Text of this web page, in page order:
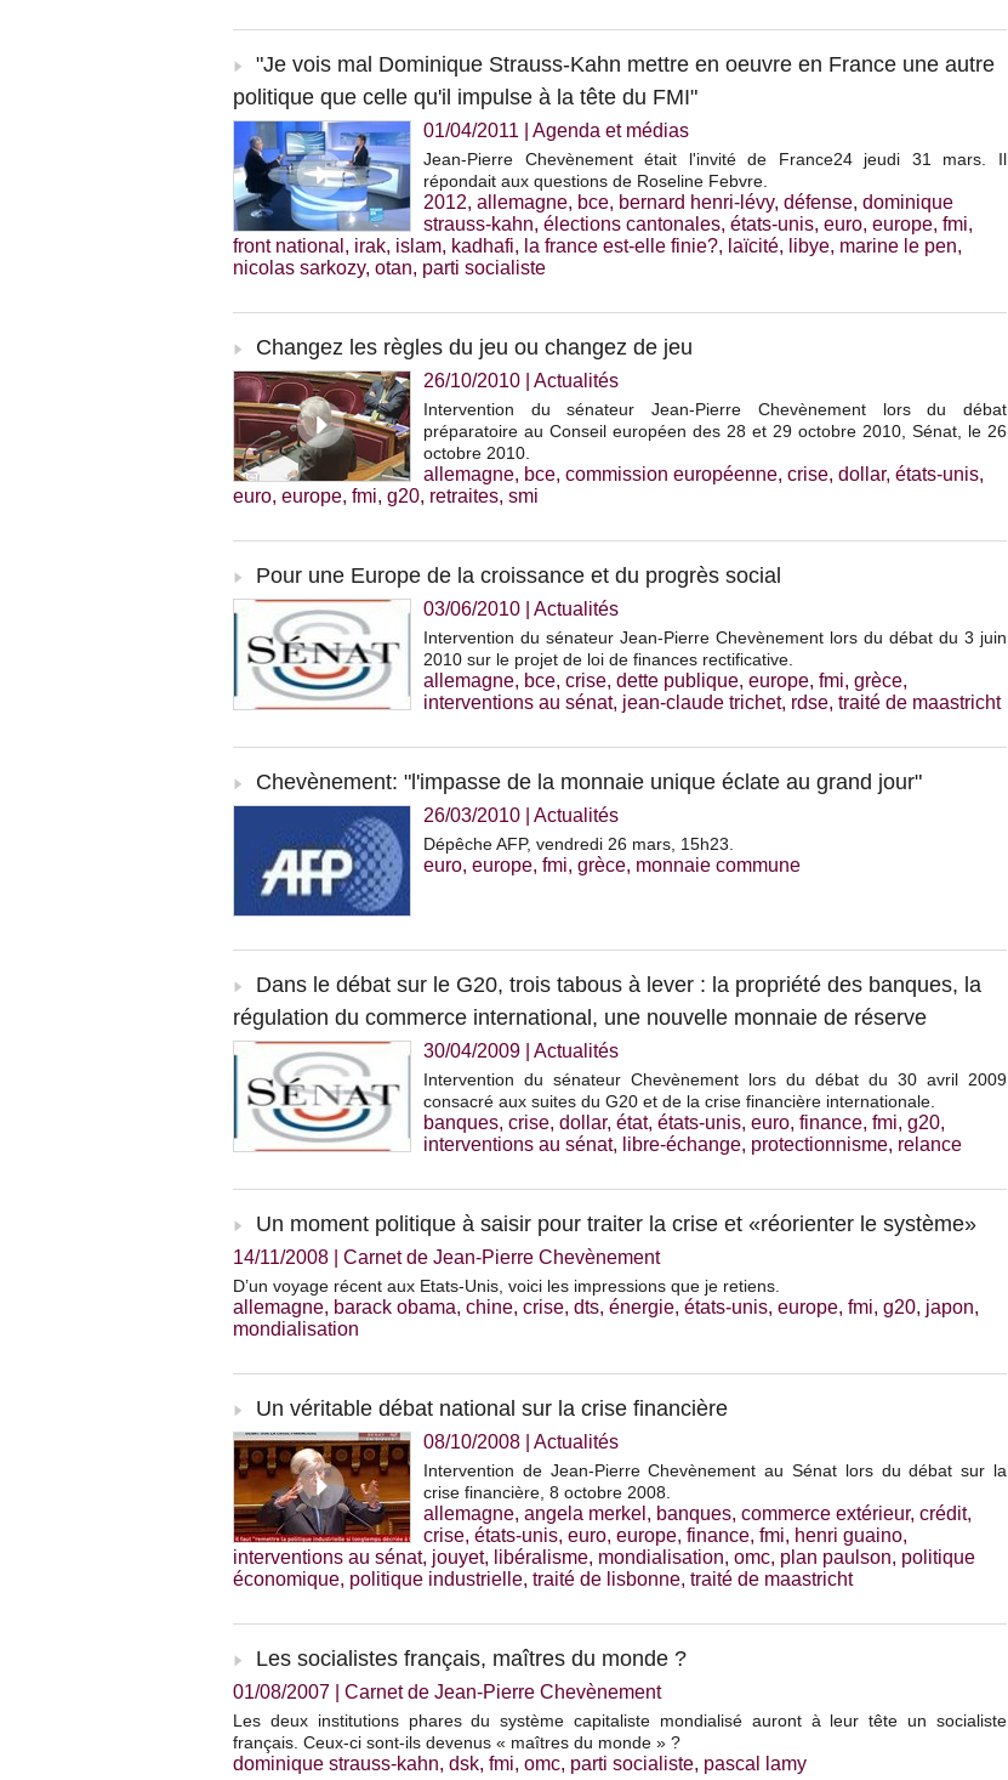
"Je vois mal Dominique Strauss-Kahn mettre en oeuvre en France une autre
politique que celle qu'il impulse à la tête du FMI"
01/04/2011 Agenda et médias
Jean-Pierre Chevènement était l'invité de France24 jeudi 31 mars. Il
répondait aux questions de Roseline Febvre.
2012, allemagne, bce, bernard henri-lévy, défense, dominique
strauss-kahn, élections cantonales, états-unis, euro, europe, fmi,
front national , irak, islam, kadhafi, la france est-elle finie?, laïcité, libye, marine le pen,
nicolas sarkozy, otan, parti socialiste
Changez les règles du jeu ou changez de jeu
26/10/2010 Actualités
Intervention du sénateur Jean-Pierre Chevènement lors du débat
préparatoire au Conseil européen des 28 et 29 octobre 2010, Sénat, le 26
octobre 2010.
allemagne, bce, commission européenne, crise, dollar, états-unis,
euro, europe, fmi, g20, retraites, smi
Pour une Europe de la croissance et du progrès social
03/06/2010 Actualités
Intervention du sénateur Jean-Pierre Chevènement lors du débat du 3 juin
2010 sur le projet de loi de finances rectificative.
allemagne, bce, crise, dette publique, europe, fmi, grèce,
interventions au sénat, jean-claude trichet, rdse, traité de maastricht
Chevènement: "l'impasse de la monnaie unique éclate au grand jour"
26/03/2010 Actualités
Dépêche AFP, vendredi 26 mars, 15h23.
euro, europe, fmi, grèce, monnaie commune
Dans le débat sur le G20, trois tabous à lever : la propriété des banques, la
régulation du commerce international, une nouvelle monnaie de réserve
30/04/2009 Actualités
Intervention du sénateur Chevènement lors du débat du 30 avril 2009
consacré aux suites du G20 et de la crise financière internationale.
banques, crise, dollar, état, états-unis, euro, finance, fmi, g20,
interventions au sénat, libre-échange, protectionnisme, relance
Un moment politique à saisir pour traiter la crise et «réorienter le système»
14/11/2008 Carnet de Jean-Pierre Chevènement
D’un voyage récent aux Etats-Unis, voici les impressions que je retiens.
allemagne, barack obama, chine, crise, dts, énergie, états-unis, europe, fmi, g20, japon,
mondialisation
Un véritable débat national sur la crise financière
08/10/2008 Actualités
Intervention de Jean-Pierre Chevènement au Sénat lors du débat sur la
crise financière, 8 octobre 2008.
allemagne, angela merkel , banques, commerce extérieur, crédit,
crise, états-unis, euro, europe, finance, fmi, henri guaino,
interventions au sénat, jouyet, libéralisme, mondialisation, omc, plan paulson, politique
économique, politique industrielle, traité de lisbonne, traité de maastricht
Les socialistes français, maîtres du monde ?
01/08/2007 Carnet de Jean-Pierre Chevènement
Les deux institutions phares du système capitaliste mondialisé auront à leur tête un socialiste
français. Ceux-ci sont-ils devenus « maîtres du monde » ?
dominique strauss-kahn, dsk, fmi, omc, parti socialiste, pascal lamy